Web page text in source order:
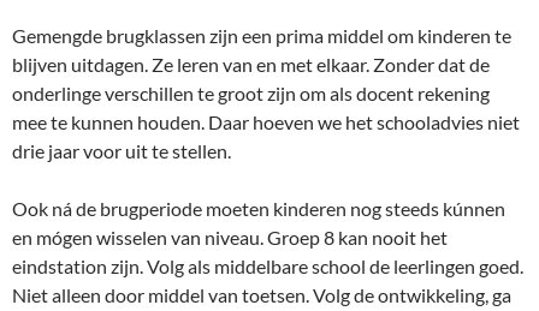
Gemengde brugklassen zijn een prima middel om kinderen te
blijven uitdagen. Ze leren van en met elkaar. Zonder dat de
onderlinge verschillen te groot zijn om als docent rekening
mee te kunnen houden. Daar hoeven we het schooladvies niet
drie jaar voor uit te stellen.
Ook ná de brugperiode moeten kinderen nog steeds kúnnen
en mógen wisselen van niveau. Groep 8 kan nooit het
eindstation zijn. Volg als middelbare school de leerlingen goed.
Niet alleen door middel van toetsen. Volg de ontwikkeling, ga